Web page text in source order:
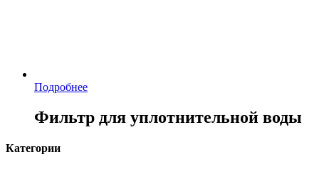
Подробнее
Фильтр для уплотнительной воды
Категории